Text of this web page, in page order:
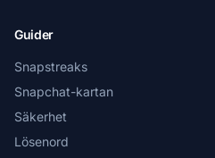
Guider
Snapstreaks
Snapchat-kartan
Säkerhet
Lösenord